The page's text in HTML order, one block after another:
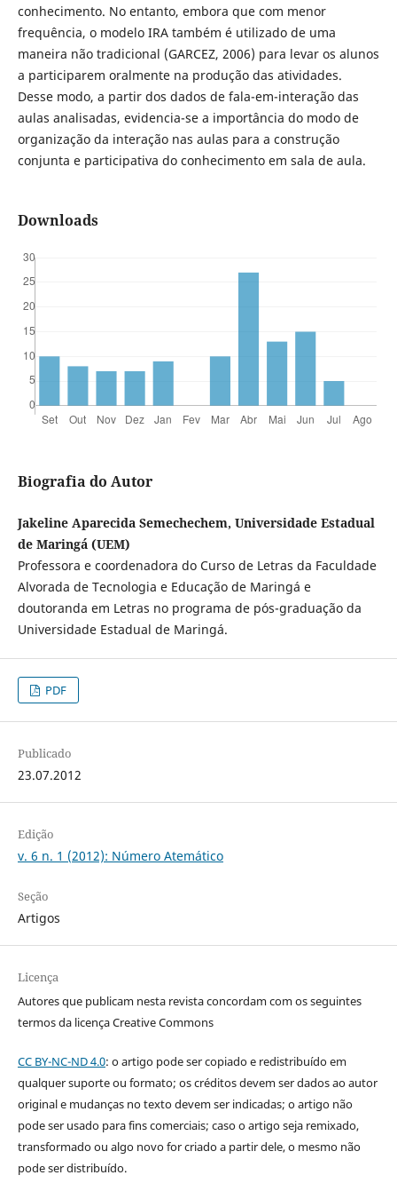
conhecimento. No entanto, embora que com menor
frequência, o modelo IRA também é utilizado de uma
maneira não tradicional (GARCEZ, 2006) para levar os alunos
a participarem oralmente na produção das atividades.
Desse modo, a partir dos dados de fala-em-interação das
aulas analisadas, evidencia-se a importância do modo de
organização da interação nas aulas para a construção
conjunta e participativa do conhecimento em sala de aula.
Downloads
Biografia do Autor
Jakeline Aparecida Semechechem, Universidade Estadual
de Maringá (UEM)
Professora e coordenadora do Curso de Letras da Faculdade
Alvorada de Tecnologia e Educação de Maringá e
doutoranda em Letras no programa de pós-graduação da
Universidade Estadual de Maringá.
PDF
Publicado
23.07.2012
Edição
v. 6 n. 1 (2012): Número Atemático
Seção
Artigos
Licença
Autores que publicam nesta revista concordam com os seguintes
termos da licença Creative Commons
CC BY-NC-ND 4.0: o artigo pode ser copiado e redistribuído em
qualquer suporte ou formato; os créditos devem ser dados ao autor
original e mudanças no texto devem ser indicadas; o artigo não
pode ser usado para fins comerciais; caso o artigo seja remixado,
transformado ou algo novo for criado a partir dele, o mesmo não
pode ser distribuído.